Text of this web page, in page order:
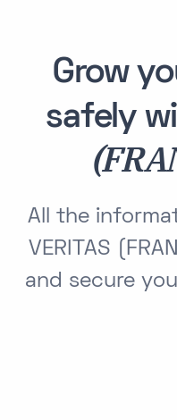
Grow
safely
All the
VERITAS
and secure